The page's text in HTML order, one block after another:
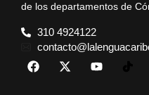
de los departamentos de
310 4924122